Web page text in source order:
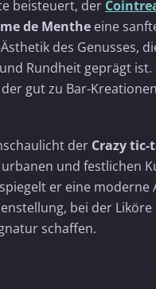
beisteuert, der
de Menthe eine
des Genusses,
Rundheit geprägt
gut zu Bar-
der Crazy tic-
und festlichen
er eine moderne
bei der
schaffen.